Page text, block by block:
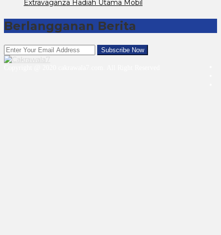
Extravaganza Hadiah Utama Mobil
Berlangganan Berita